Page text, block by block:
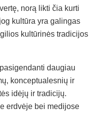
norą likti čia kurti
kultūra yra galingas
kultūrinės tradicijos
daugiau
konceptualesnių ir
idėjų ir tradicijų.
erdvėje bei medijose